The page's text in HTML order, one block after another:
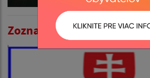
Zoznam aktualít: